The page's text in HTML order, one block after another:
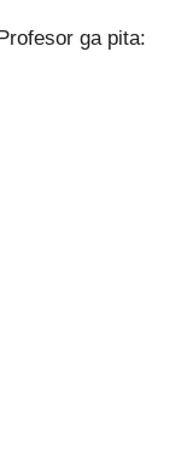
ga pita: